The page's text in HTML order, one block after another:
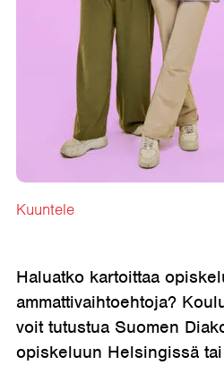
Koulutuskokeilu Suomen
Kuuntele
Haluatko kartoittaa
ammattivaihtoehtoja?
voit tutustua Suomen
opiskeluun Helsingissä